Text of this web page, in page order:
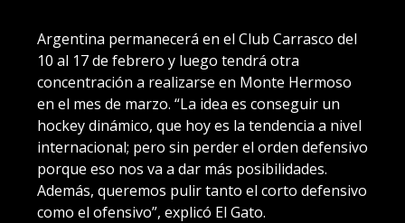
Argentina permanecerá en el Club Carrasco del
10 al 17 de febrero y luego tendrá otra
concentración a realizarse en Monte Hermoso
en el mes de marzo. “La idea es conseguir un
hockey dinámico, que hoy es la tendencia a nivel
internacional; pero sin perder el orden defensivo
porque eso nos va a dar más posibilidades.
Además, queremos pulir tanto el corto defensivo
como el ofensivo”, explicó El Gato.